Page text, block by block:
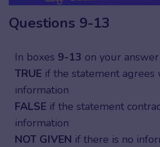
Questions 9-13
In boxes 9-13 on your
TRUE if the statement agrees
information
FALSE if the statement
information
NOT GIVEN if there is no